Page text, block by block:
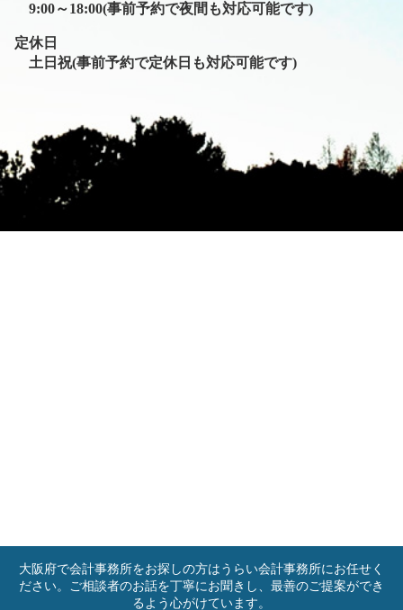
9:00～18:00(事前予約で夜間も対応可能です)
定休日
土日祝(事前予約で定休日も対応可能です)
大阪府で会計事務所をお探しの方はうらい会計事務所にお任せく
ださい。ご相談者のお話を丁寧にお聞きし、最善のご提案ができ
るよう心がけています。